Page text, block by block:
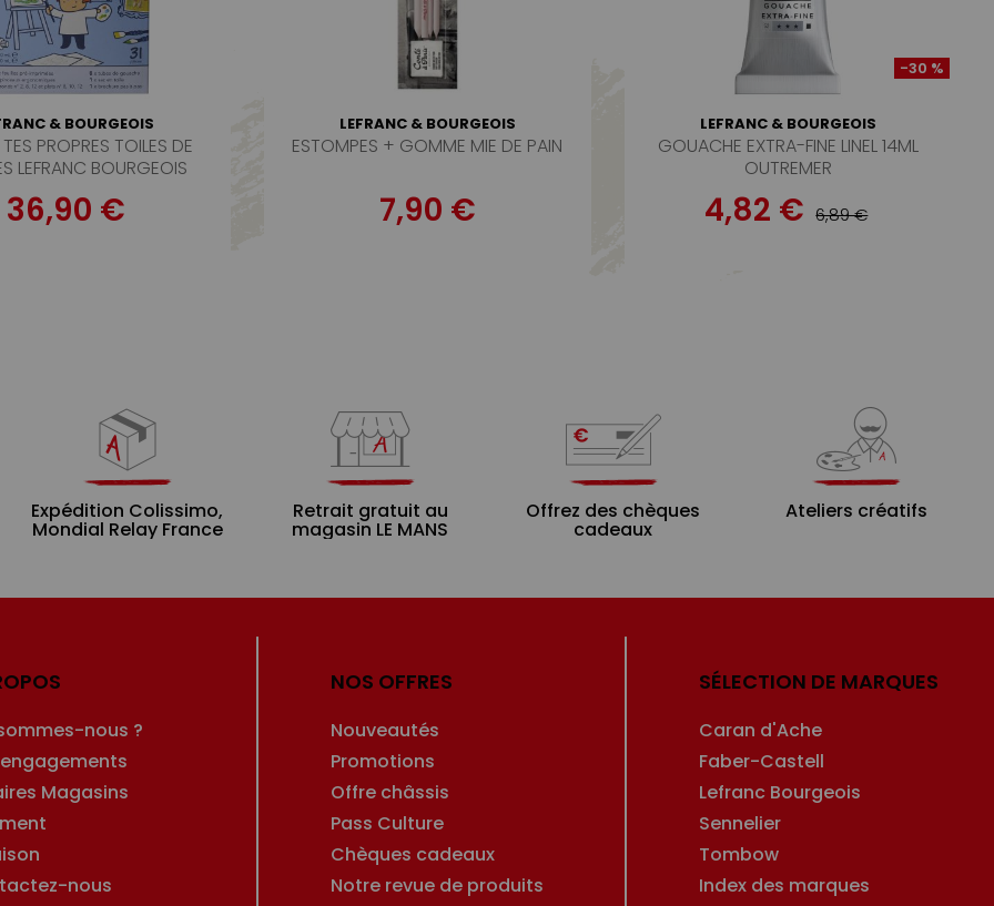
& BOURGEOIS
TES PROPRES TOILES DE
LEFRANC BOURGEOIS
36,90 €
LEFRANC & BOURGEOIS
ESTOMPES + GOMME MIE DE PAIN
7,90 €
-30 %
LEFRANC & BOURGEOIS
GOUACHE EXTRA-FINE LINEL 14ML
OUTREMER
4,82 € 6,89 €
Expédition Colissimo,
Mondial Relay France
Retrait gratuit au
magasin LE MANS
Offrez des chèques
cadeaux
Ateliers créatifs
nous ?
Magasins
nous
NOS OFFRES
Nouveautés
Promotions
Offre châssis
Pass Culture
Chèques cadeaux
Notre revue de produits
SÉLECTION DE MARQUES
Caran d'Ache
Faber-Castell
Lefranc Bourgeois
Sennelier
Tombow
Index des marques